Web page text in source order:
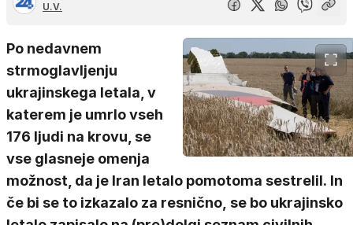
U.V.
Po nedavnem
strmoglavljenju
ukrajinskega letala, v
katerem je umrlo vseh
176 ljudi na krovu, se
vse glasneje omenja
možnost, da je Iran letalo pomotoma sestrelil. In
če bi se to izkazalo za resnično, se bo ukrajinsko